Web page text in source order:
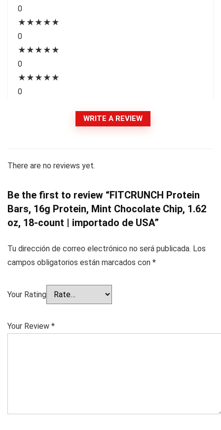
0
★ ★ ★ ★ ★
0
★ ★ ★ ★ ★
0
★ ★ ★ ★ ★
0
WRITE A REVIEW
There are no reviews yet.
Be the first to review “FITCRUNCH Protein
Bars, 16g Protein, Mint Chocolate Chip, 1.62
oz, 18-count | importado de USA”
Tu dirección de correo electrónico no será publicada. Los
campos obligatorios están marcados con *
Your Rating
Your Review *